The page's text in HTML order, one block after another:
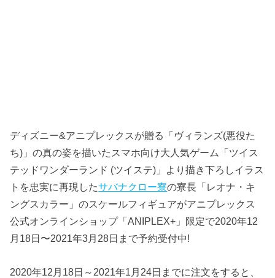
ディズニー&アニプレックスが贈る「ヴィランズ(悪役た
ち)」の真の姿を描いたスマホ向け大人気ゲーム「ツイス
テッドワンダーランド (ツイステ)」より描き下ろしイラス
トを忠実に再現したサバナクロー寮の寮長「レオナ・キ
ングスカラー」のスケールフィギュアがアニプレックス
公式オンラインショップ「ANIPLEX+」限定で2020年12
月18日〜2021年3月28日まで予約受付中!
2020年12月18日～2021年1月24日までに注文をすると、